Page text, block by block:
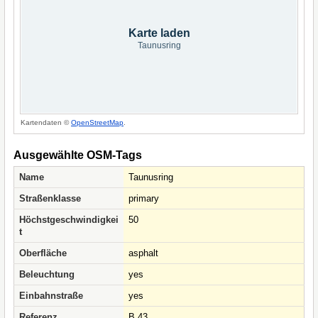
Karte laden
Taunusring
Kartendaten ©OpenStreetMap
Ausgewählte OSM-Tags
Name
Taunusring
Straßenklasse
primary
Höchstgeschwindigkei
t
50
Oberfläche
asphalt
Beleuchtung
yes
Einbahnstraße
yes